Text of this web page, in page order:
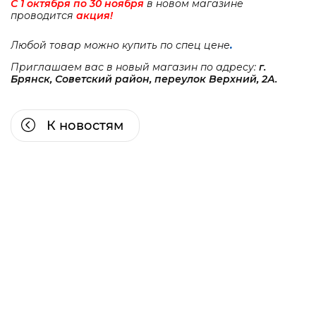
С 1 октября по 30 ноября в новом магазине
проводится акция!
Любой товар можно купить по спец цене.
Приглашаем вас в новый магазин по адресу: г.
Брянск, Советский район, переулок Верхний, 2А.
К новостям